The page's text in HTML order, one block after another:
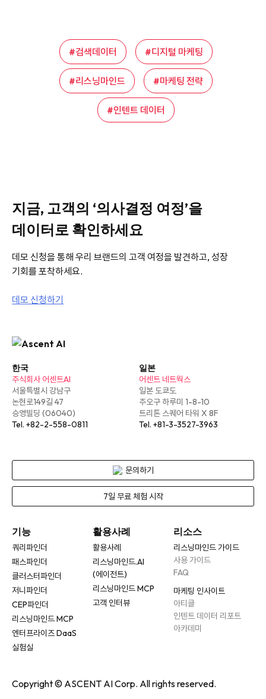
검색데이터 디지털 마케팅
리스닝마인드 마케팅 전략
인텐트 데이터
지금, 고객의 ‘의사결정 여정’을
데이터로 확인하세요
데모 신청을 통해 우리 브랜드의 고객 여정을 발견하고, 성장
기회를 포착하세요.
데모 신청하기
한국
주식회사 어센트AI
서울특별시 강남구
논현로149길 47
승영빌딩 (06040)
Tel. +82-2-558-0811
일본
어센트 네트웍스
일본 도쿄도
주오구 하루미 1-8-10
트리톤 스퀘어 타워 X 8F
Tel. +81-3-3527-3963
문의하기
7일 무료 체험 시작
기능
쿼리파인더
패스파인더
클러스터파인더
저니파인더
CEP파인더
리스닝마인드 MCP
엔터프라이즈 DaaS
실험실
활용사례
활용사례
리스닝마인드.AI
(에이전트)
리스닝마인드 MCP
고객 인터뷰
리소스
리스닝마인드 가이드
사용 가이드
FAQ
마케팅 인사이트
아티클
인텐트 데이터 리포트
아카데미
Copyright © ASCENT AI Corp. All rights reserved.